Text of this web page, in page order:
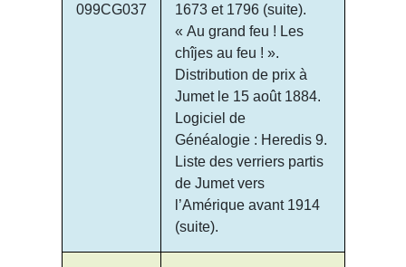
099CG037
1673 et 1796 (suite).
« Au grand feu ! Les
chîjes au feu ! ».
Distribution de prix à
Jumet le 15 août 1884.
Logiciel de
Généalogie : Heredis 9.
Liste des verriers partis
de Jumet vers
l’Amérique avant 1914
(suite).